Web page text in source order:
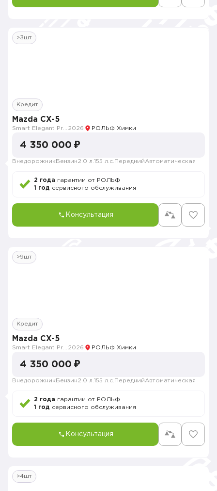
>3шт
Кредит
Mazda CX-5
2026 РОЛЬФ Химки
4 350 000 ₽
Внедорожник Бензин2.0 л. 155 л.с. ПереднийАвтоматическая
2 года гарантии от РОЛЬФ
1 год сервисного обслуживания
Консультация
>9шт
Кредит
Mazda CX-5
2026 РОЛЬФ Химки
4 350 000 ₽
Внедорожник Бензин2.0 л. 155 л.с. ПереднийАвтоматическая
2 года гарантии от РОЛЬФ
1 год сервисного обслуживания
Консультация
>4шт